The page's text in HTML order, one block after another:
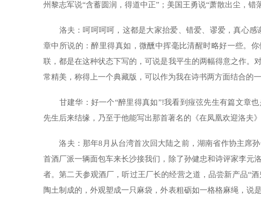
州黎志军说“含蓄圆润，得道中正”；美国王勇说“萧散出尘，错
洛夫：呵呵呵呵，这都是大家抬爱、错爱、谬爱，真心感
章中所说的：醉里得真如，微醺中挥毫比清醒时略好一些。
联，都是在这种状态下写的，可说是我平生的两幅得意之作。
常精美，称得上一个典藏版，可以作为我在诗书两方面结合的一
甘建华：好一个“醉里得真如”!我看到痖弦先生有篇文章也
先生后来结缘，乃至于他能写出那首著名的《在凤凰欢迎洛夫
洛夫：那年8月从台湾首次回大陆之前，湖南省作协主席孙
首酒厂派一辆面包车来长沙接我们，除了孙健忠和诗评家李元
者。第二天参观酒厂，听过王厂长的经营之道，品尝新产品“
陶土制成的，外观塑成一只麻袋，外表粗砺如一格格麻绳，说